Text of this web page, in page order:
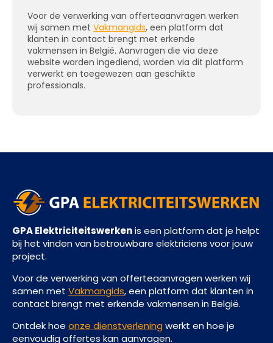
Voor de verwerking van offerteaanvragen werken
wij samen met Vakmangids, een platform dat
klanten in contact brengt met erkende
vakmensen in België. Aanvragen die via deze
website worden ingediend, worden via dit platform
verwerkt en toegewezen aan geschikte
professionals.
GPA Elektriciteitswerkenis een platform dat je helpt
bij het vinden van betrouwbare elektriciens voor jouw
project.
Voor de verwerking van offerteaanvragen werken wij
samen met Vakmangids, een platform dat klanten in
contact brengt met erkende vakmensen in België.
Ontdek hoe onze dienstverleningwerkt en hoe je
eenvoudig offertes kan aanvragen.